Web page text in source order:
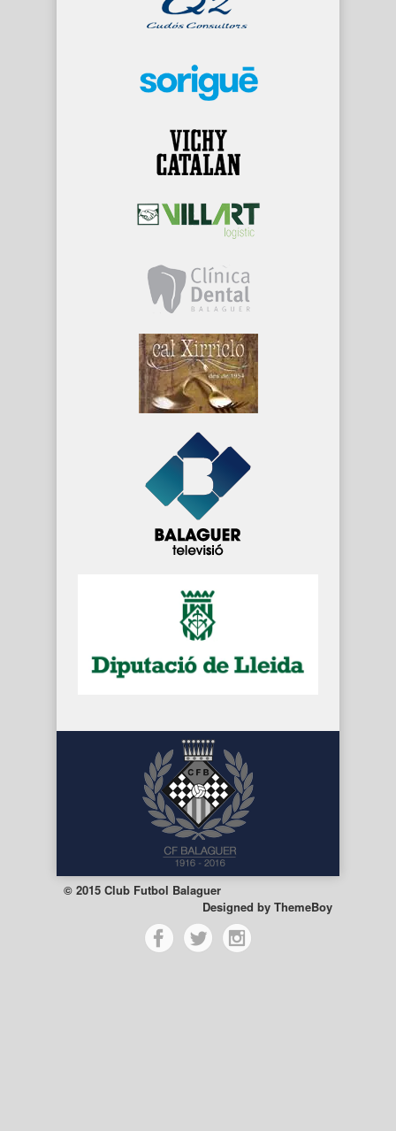
© 2015 Club Futbol Balaguer
Designed by ThemeBoy